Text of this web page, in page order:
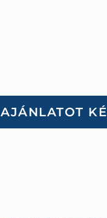
AJÁNLATOT